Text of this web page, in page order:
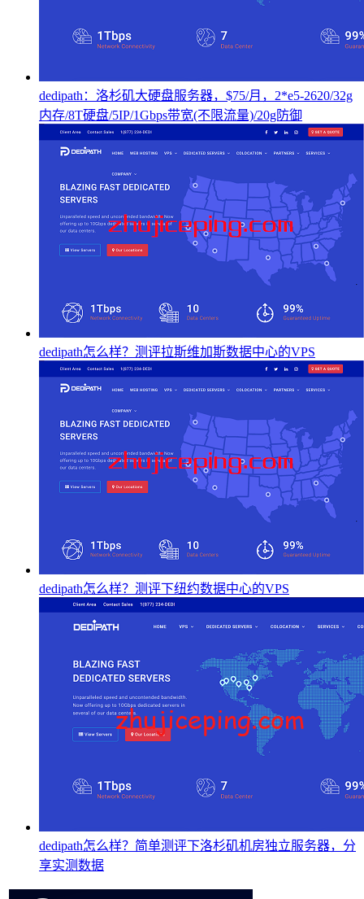
dedipath：洛杉矶大硬盘服务器，$75/月，2*e5-2620/32g
内存/8T硬盘/5IP/1Gbps带宽(不限流量)/20g防御
dedipath怎么样？测评拉斯维加斯数据中心的VPS
dedipath怎么样？测评下纽约数据中心的VPS
dedipath怎么样？简单测评下洛杉矶机房独立服务器，分
享实测数据